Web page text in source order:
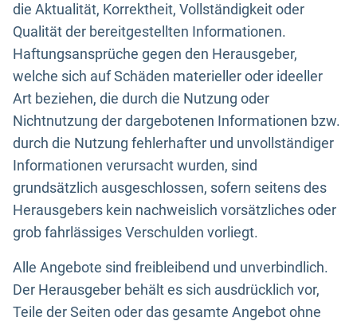
die Aktualität, Korrektheit, Vollständigkeit oder
Qualität der bereitgestellten Informationen.
Haftungsansprüche gegen den Herausgeber,
welche sich auf Schäden materieller oder ideeller
Art beziehen, die durch die Nutzung oder
Nichtnutzung der dargebotenen Informationen bzw.
durch die Nutzung fehlerhafter und unvollständiger
Informationen verursacht wurden, sind
grundsätzlich ausgeschlossen, sofern seitens des
Herausgebers kein nachweislich vorsätzliches oder
grob fahrlässiges Verschulden vorliegt.
Alle Angebote sind freibleibend und unverbindlich.
Der Herausgeber behält es sich ausdrücklich vor,
Teile der Seiten oder das gesamte Angebot ohne